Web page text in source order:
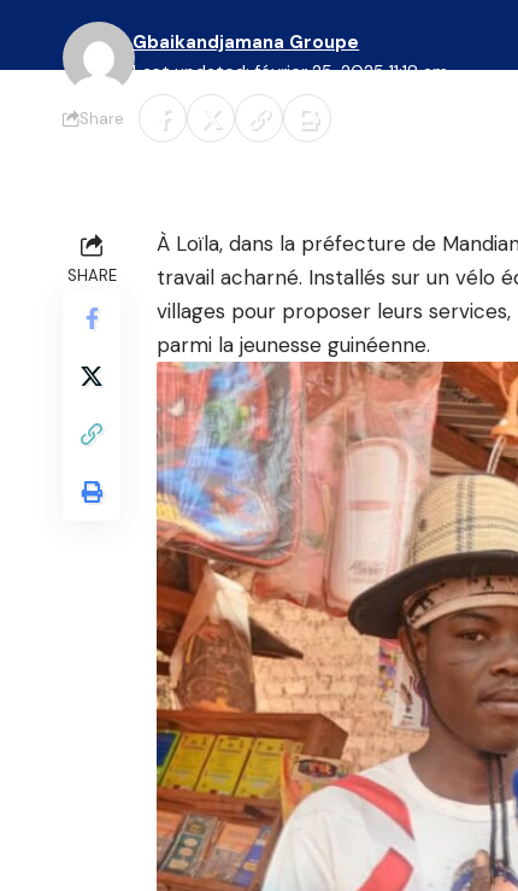
Last updated: février 25, 2025 11:18 am
Gbaikandjamana Groupe
Share
SHARE
À Loïla, dans la préfecture de
travail acharné. Installés sur un vélo
villages pour proposer leurs
parmi la jeunesse guinéenne.